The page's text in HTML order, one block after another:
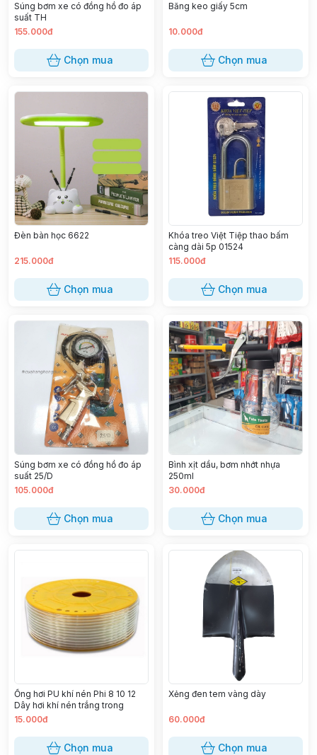
Súng bơm xe có đồng hồ đo áp
suất TH
155.000đ
Chọn mua
Băng keo giấy 5cm
10.000đ
Chọn mua
Đèn bàn học 6622
215.000đ
Chọn mua
Khóa treo Việt Tiệp thao bấm
càng dài 5p 01524
115.000đ
Chọn mua
Súng bơm xe có đồng hồ đo áp
suất 25/D
105.000đ
Chọn mua
Bình xịt dầu, bơm nhớt nhựa
250ml
30.000đ
Chọn mua
Ống hơi PU khí nén Phi 8 10 12
Dây hơi khí nén trắng trong
15.000đ
Chọn mua
Xẻng đen tem vàng dày
60.000đ
Chọn mua